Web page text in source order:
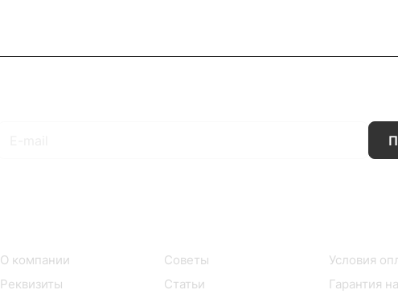
О компании
Реквизиты
Советы
Статьи
Условия
Гарантия